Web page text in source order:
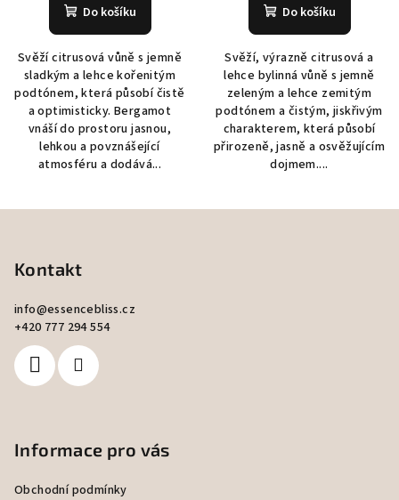
Do košíku
Svěží citrusová vůně s jemně
sladkým a lehce kořenitým
podtónem, která působí čistě
a optimisticky. Bergamot
vnáší do prostoru jasnou,
lehkou a povznášející
atmosféru a dodává...
Do košíku
Svěží, výrazně citrusová a
lehce bylinná vůně s jemně
zeleným a lehce zemitým
podtónem a čistým, jiskřivým
charakterem, která působí
přirozeně, jasně a osvěžujícím
dojmem....
Kontakt
info@essencebliss.cz
+420 777 294 554
Informace pro vás
Obchodní podmínky